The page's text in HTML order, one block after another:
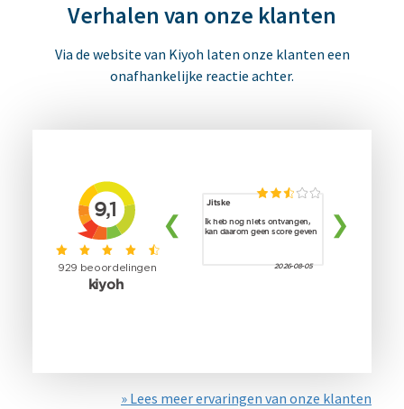
Verhalen van onze klanten
Via de website van Kiyoh laten onze klanten een
onafhankelijke reactie achter.
» Lees meer ervaringen van onze klanten